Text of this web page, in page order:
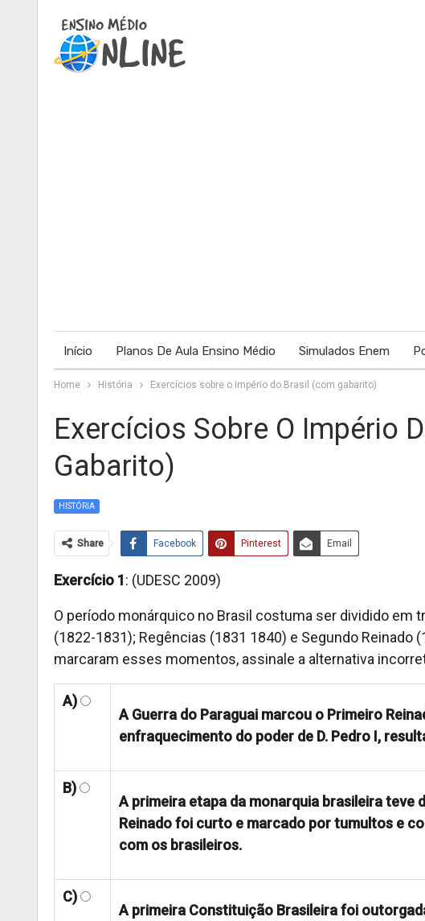
Início Planos De Aula Ensino Médio Simulados Enem
Home História Exercícios sobre o Império do Brasil (com gabarito)
Exercícios Sobre O Império
Gabarito)
HISTÓRIA
Share Facebook Pinterest Email
Exercício 1: (UDESC 2009)
O período monárquico no Brasil costuma ser dividido em
(1822-1831); Regências (1831 1840) e Segundo
marcaram esses momentos, assinale a alternativa
A)
A Guerra do Paraguai marcou o Primeiro
enfraquecimento do poder de D. Pedro I,
B)
A primeira etapa da monarquia brasileira teve
Reinado foi curto e marcado por tumultos e
com os brasileiros.
C)
A primeira Constituição Brasileira foi